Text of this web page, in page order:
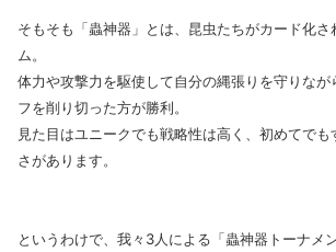
そもそも「蟲神器」とは、昆虫たちがカード化
ム。
体力や攻撃力を駆使して自分の縄張りを守りなが
フを削り切った方が勝利。
見た目はユニークでも戦略性は高く、初めてで
さがあります。
というわけで、我々3人による「蟲神器トーナメ